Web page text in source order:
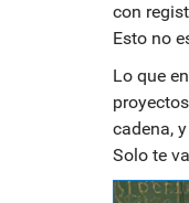
con
Esto no
Lo que
cadena,
Solo te